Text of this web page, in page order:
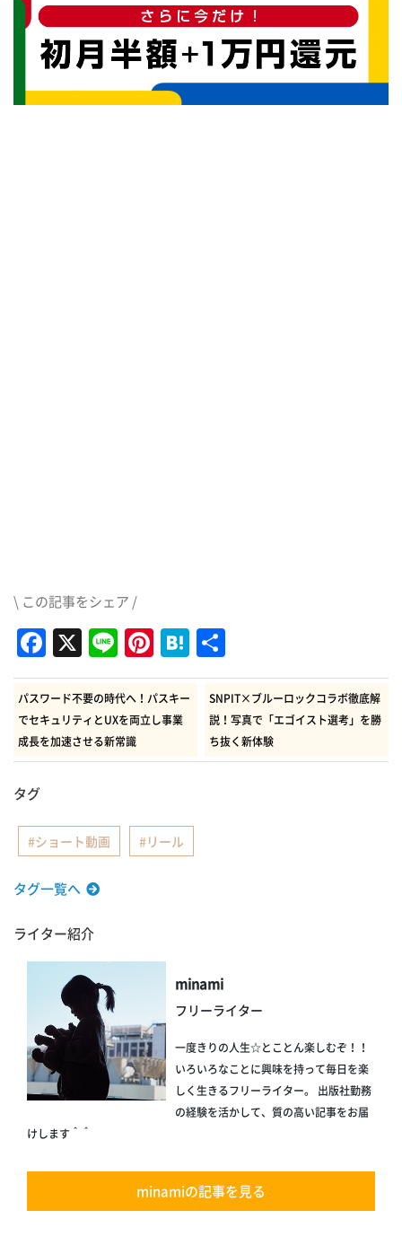
\ この記事をシェア /
Facebook
X LinePinterest
Hatena
有
パスワード不要の時代へ！パスキー
でセキュリティとUXを両立し事業
成長を加速させる新常識
SNPIT×ブルーロックコラボ徹底解
説！写真で「エゴイスト選考」を勝
ち抜く新体験
タグ
ショート動画 リール
タグ一覧へ
ライター紹介
minami
フリーライター
一度きりの人生☆とことん楽しむぞ！！
いろいろなことに興味を持って毎日を楽
しく生きるフリーライター。 出版社勤務
の経験を活かして、質の高い記事をお届
けします＾＾
minamiの記事を見る